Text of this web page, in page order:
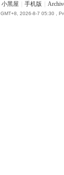
小黑屋 手机版
GMT+8, 2026-8-7 05:30 ,